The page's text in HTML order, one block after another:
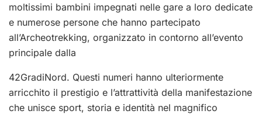
moltissimi bambini impegnati nelle gare a loro dedicate
e numerose persone che hanno partecipato
all’Archeotrekking, organizzato in contorno all’evento
principale dalla
42GradiNord. Questi numeri hanno ulteriormente
arricchito il prestigio e l’attrattività della manifestazione
che unisce sport, storia e identità nel magnifico